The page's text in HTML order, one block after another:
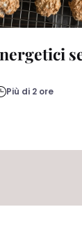
Più di 2 ore